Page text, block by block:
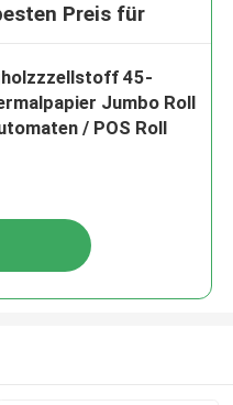
Preis für
45-
Jumbo Roll
/ POS Roll